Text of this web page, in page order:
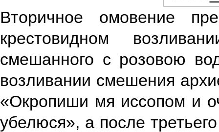
Вторичное омовение
крестовидном
смешанного с розовою
возливании смешения
«Окропиши мя иссопом и
убелюся», а после